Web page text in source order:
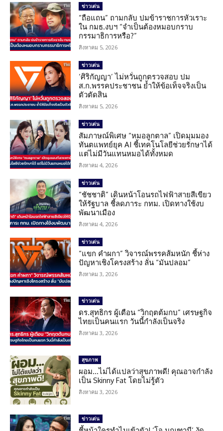
ข่าวเด่น
“ถือแถน” ถามกลับ ปมข้าราชการหัวเราะ
ใน กมธ.งบฯ “จำเป็นต้องหมอบกราบ
กรรมาธิการหรือ?”
สิงหาคม 5, 2026
ข่าวเด่น
‘ศิริกัญญา’ ไม่หวั่นถูกตรวจสอบ ปม
ส.ก.พรรคประชาชน ย้ำให้ข้อเท็จจริงเป็น
ตัวตัดสิน
สิงหาคม 5, 2026
ข่าวเด่น
สัมภาษณ์พิเศษ “หมอลูกตาล” เปิดมุมมอง
ทันตแพทย์ยุค AI ชี้เทคโนโลยีช่วยรักษาได้
แต่ไม่มีวันแทนหมอได้ทั้งหมด
สิงหาคม 4, 2026
ข่าวเด่น
“ชัชชาติ” เดินหน้าโอนรถไฟฟ้าสายสีเขียว
ให้รัฐบาล ชี้ลดภาระ กทม. เปิดทางใช้งบ
พัฒนาเมือง
สิงหาคม 4, 2026
ข่าวเด่น
“แขก คำผกา” วิจารณ์พรรคส้มหนัก ชี้ห่าง
ปัญหาเชิงโครงสร้าง ลั่น “มันปลอม”
สิงหาคม 3, 2026
ข่าวเด่น
ดร.สุทธิกร ผู้เตือน “วิกฤตต้มกบ” เศรษฐกิจ
ไทยเป็นคนแรก วันนี้กำลังเป็นจริง
สิงหาคม 3, 2026
สุขภาพ
ผอม…ไม่ได้แปลว่าสุขภาพดี! คุณอาจกำลัง
เป็น Skinny Fat โดยไม่รู้ตัว
สิงหาคม 3, 2026
ข่าวเด่น